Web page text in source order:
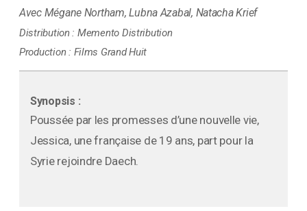
Mégane Northam, Lubna Azabal, Natacha Krief
Distribution : Memento Distribution
Production : Films Grand Huit
Synopsis :
Poussée par les promesses d’une nouvelle vie,
Jessica, une française de 19 ans, part pour la
Syrie rejoindre Daech.